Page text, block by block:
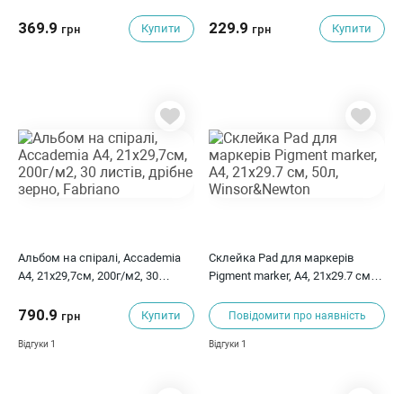
Studio
369.9 грн Купити
Studio
229.9 грн Купити
Альбом на спіралі, Accademia
А4, 21х29,7см, 200г/м2, 30
790.9 грн Купити
Відгуки 1
Склейка Pad для маркерів
Pigment marker, A4, 21х29.7 см,
Повідомити про наявність
Відгуки 1